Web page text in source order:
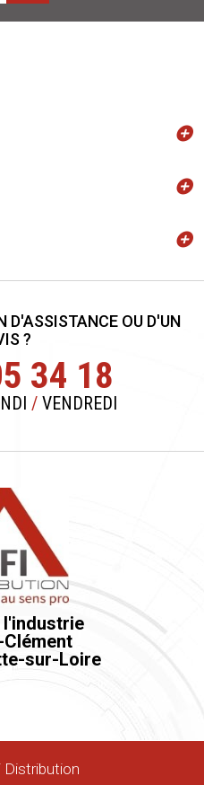
Distribution
D'ASSISTANCE OU D'UN
?
34 18
/VENDREDI
l'industrie
sur-Loire